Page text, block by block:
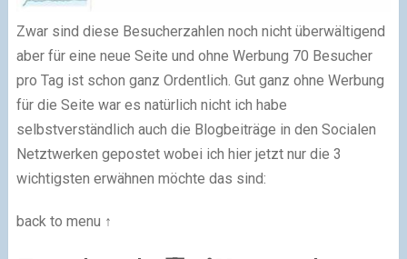
Zwar sind diese Besucherzahlen noch nicht überwältigend
aber für eine neue Seite und ohne Werbung 70 Besucher
pro Tag ist schon ganz Ordentlich. Gut ganz ohne Werbung
für die Seite war es natürlich nicht ich habe
selbstverständlich auch die Blogbeiträge in den Socialen
Netztwerken gepostet wobei ich hier jetzt nur die 3
wichtigsten erwähnen möchte das sind:
back to menu ↑